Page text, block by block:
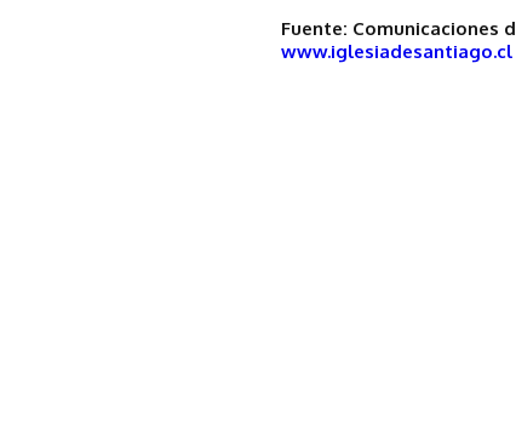
Fuente: Comunicaciones
www.iglesiadesantiago.cl